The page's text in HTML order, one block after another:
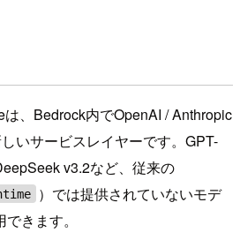
、Bedrock内でOpenAI / Anthropic
いサービスレイヤーです。GPT-
v3.2など、従来の
）では提供されていないモデ
きます。